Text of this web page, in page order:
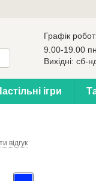
Графік
9.00-19.00
Вихідні: сб-
ігри
відгук